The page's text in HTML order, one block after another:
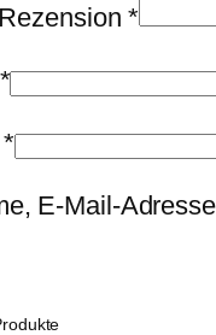
*
*
*
E-Mail-